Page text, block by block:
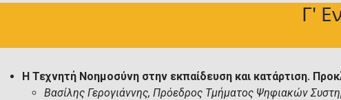
Γ'
Η Τεχνητή Νοημοσύνη στην εκπαίδευση και κατάρτιση.
Βασίλης Γερογιάννης, Πρόεδρος Τμήματος Ψηφιακών